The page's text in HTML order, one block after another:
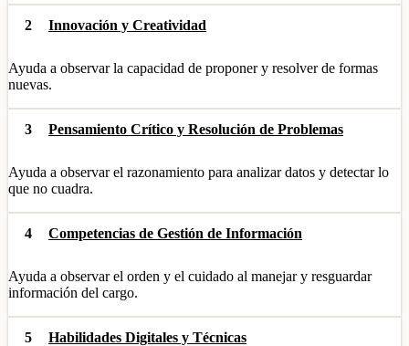
2 Innovación y Creatividad
Ayuda a observar la capacidad de proponer y resolver de formas
nuevas.
3 Pensamiento Crítico y Resolución de Problemas
Ayuda a observar el razonamiento para analizar datos y detectar lo
que no cuadra.
4 Competencias de Gestión de Información
Ayuda a observar el orden y el cuidado al manejar y resguardar
información del cargo.
5 Habilidades Digitales y Técnicas